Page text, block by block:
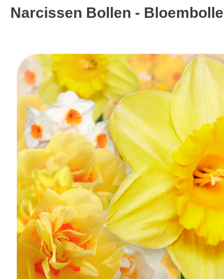
Narcissen Bollen -